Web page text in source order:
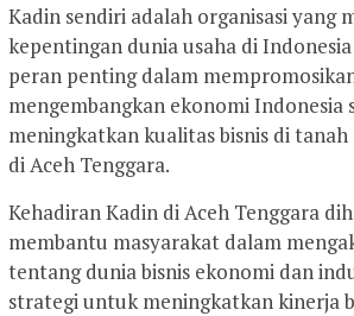
Kadin sendiri adalah organisasi yang
kepentingan dunia usaha di
peran penting dalam
mengembangkan ekonomi Indonesia
meningkatkan kualitas bisnis di tanah
di Aceh Tenggara.
Kehadiran Kadin di Aceh Tenggara
membantu masyarakat dalam
tentang dunia bisnis ekonomi dan
strategi untuk meningkatkan kinerja